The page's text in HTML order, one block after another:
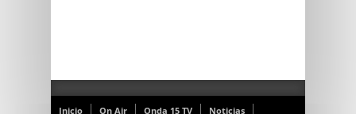
Inicio On Air Onda 15 TV Noticias